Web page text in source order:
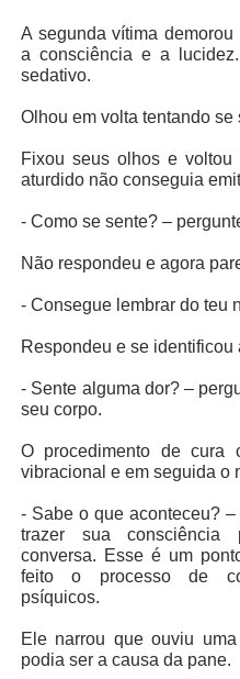
A segunda vítima
a consciência e a
sedativo.
Olhou em volta tentando
Fixou seus olhos e
aturdido não conseguia
- Como se sente? –
Não respondeu e agora
- Consegue lembrar do teu
Respondeu e se
- Sente alguma dor? –
seu corpo.
O procedimento de cura
vibracional e em seguida o
- Sabe o que aconteceu?
trazer sua consciência
conversa. Esse é um
feito o processo de
psíquicos.
Ele narrou que ouviu
podia ser a causa da pane.